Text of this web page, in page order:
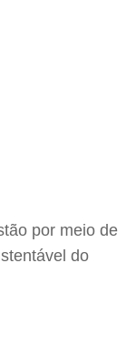
por meio de
do